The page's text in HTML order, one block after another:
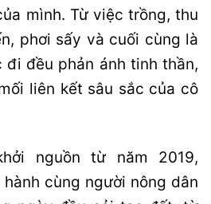
mình. Từ việc trồng, thu
phơi sấy và cuối cùng là
đi đều phản ánh tinh thần,
liên kết sâu sắc của cô
nguồn từ năm 2019,
cùng người nông dân